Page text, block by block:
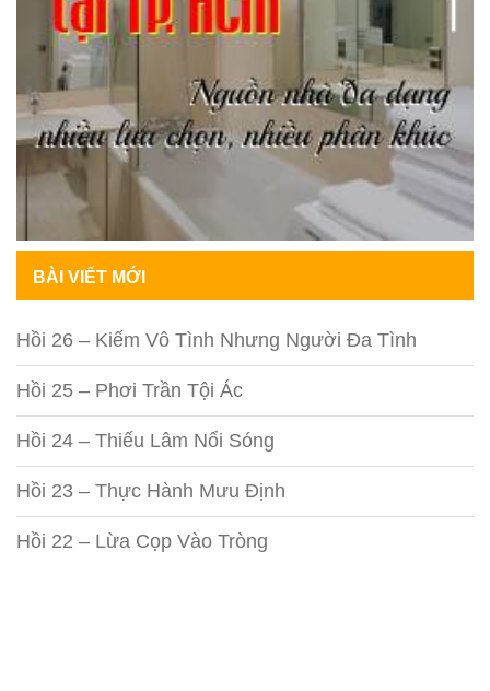
BÀI VIẾT MỚI
Hồi 26 – Kiếm Vô Tình Nhưng Người Đa Tình
Hồi 25 – Phơi Trần Tội Ác
Hồi 24 – Thiếu Lâm Nổi Sóng
Hồi 23 – Thực Hành Mưu Định
Hồi 22 – Lừa Cọp Vào Tròng